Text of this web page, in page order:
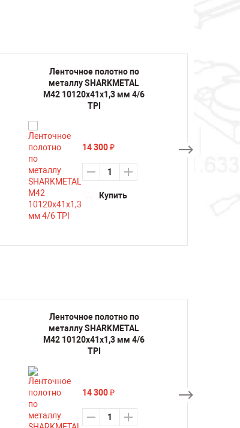
Ленточное полотно по
металлу SHARKMETAL
M42 10120х41х1,3 мм 4/6
TPI
14 300 ₽
Купить
Ленточное полотно по
металлу SHARKMETAL
M42 10120х41х1,3 мм 4/6
TPI
14 300 ₽